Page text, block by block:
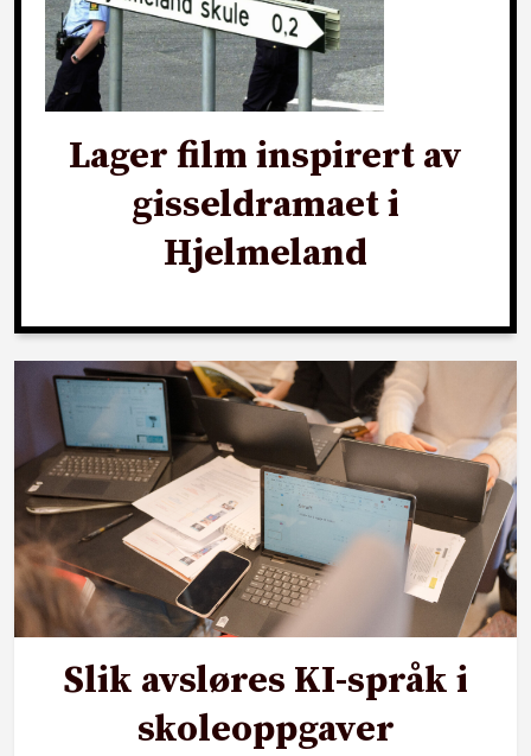
Lager film inspirert av
gisseldramaet i
Hjelmeland
Slik avsløres KI-språk i
skoleoppgaver